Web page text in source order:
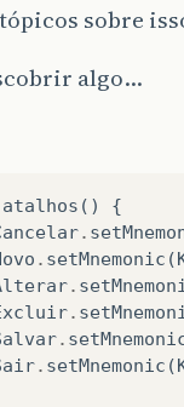
sobre
algo…
atalhos ()
{
.
. setMnemonic (
.
.
.
. setMnemonic (